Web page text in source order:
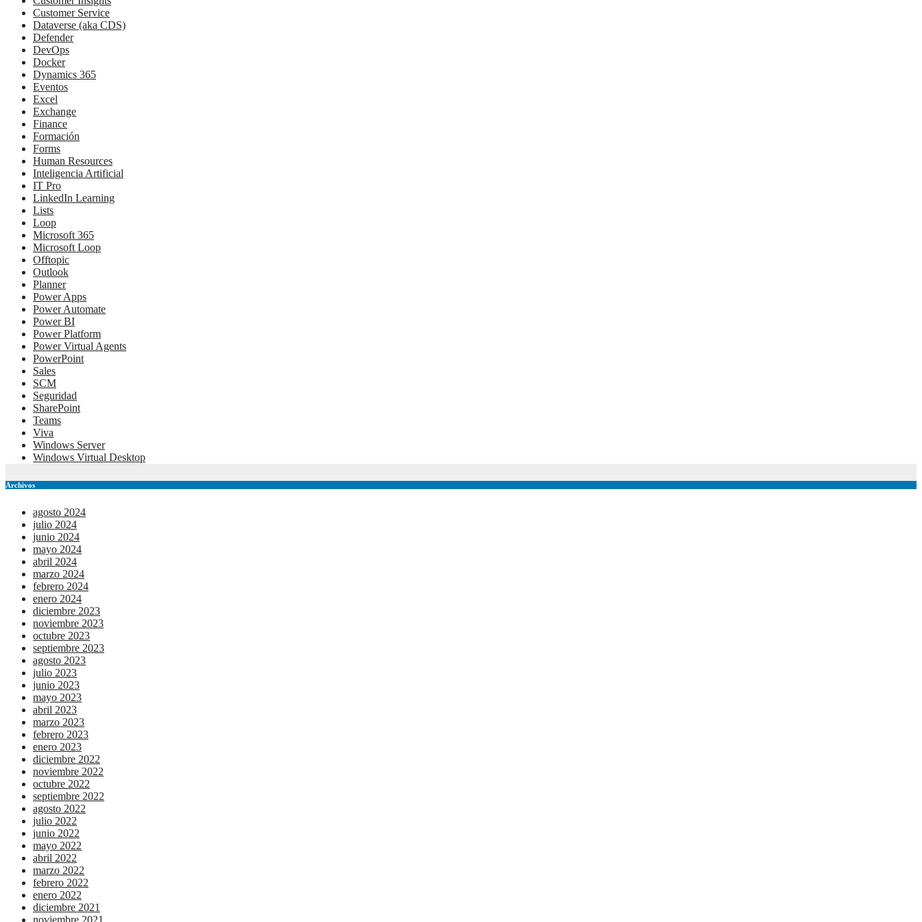
Customer Service
Dataverse (aka CDS)
Defender
DevOps
Docker
Dynamics 365
Eventos
Excel
Exchange
Finance
Formación
Forms
Human Resources
Inteligencia Artificial
IT Pro
LinkedIn Learning
Lists
Loop
Microsoft 365
Microsoft Loop
Offtopic
Outlook
Planner
Power Apps
Power Automate
Power BI
Power Platform
Power Virtual Agents
PowerPoint
Sales
SCM
Seguridad
SharePoint
Teams
Viva
Windows Server
Windows Virtual Desktop
Archivos
agosto 2024
julio 2024
junio 2024
mayo 2024
abril 2024
marzo 2024
febrero 2024
enero 2024
diciembre 2023
noviembre 2023
octubre 2023
septiembre 2023
agosto 2023
julio 2023
junio 2023
mayo 2023
abril 2023
marzo 2023
febrero 2023
enero 2023
diciembre 2022
noviembre 2022
octubre 2022
septiembre 2022
agosto 2022
julio 2022
junio 2022
mayo 2022
abril 2022
marzo 2022
febrero 2022
enero 2022
diciembre 2021
noviembre 2021